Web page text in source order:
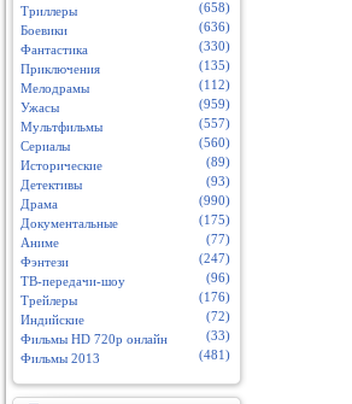
Триллеры
(658)
Боевики
(636)
Фантастика
(330)
Приключения
(135)
Мелодрамы
(112)
Ужасы
(959)
Мультфильмы
(557)
Сериалы
(560)
Исторические
(89)
Детективы
(93)
Драма
(990)
Документальные
(175)
Аниме
(77)
Фэнтези
(247)
ТВ-передачи-шоу
(96)
Трейлеры
(176)
Индийские
(72)
Фильмы HD 720p онлайн
(33)
Фильмы 2013
(481)